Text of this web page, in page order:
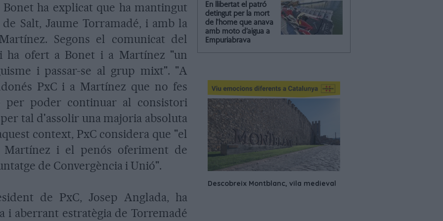
ha explicat que ha mantingut
Salt, Jaume Torramadé, i amb la
Segons el comunicat del
ha ofert a Bonet i a Martínez "un
i passar-se al grup mixt". "A
PxC i a Martínez que no fes
per poder continuar al consistori
tal d'assolir una majoria absoluta
context, PxC considera que "el
Martínez i el penós oferiment de
de Convergència i Unió".
de PxC, Josep Anglada, ha
i aberrant estratègia de Torremadé
En llibertat el patró
detingut per la mort
de l'home que anava
amb moto d’aigua a
Empuriabrava